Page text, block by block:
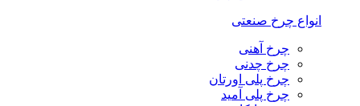
انواع چرخ صنعتی
چرخ آهنی
چرخ چدنی
چرخ پلی اورتان
چرخ پلی آمید